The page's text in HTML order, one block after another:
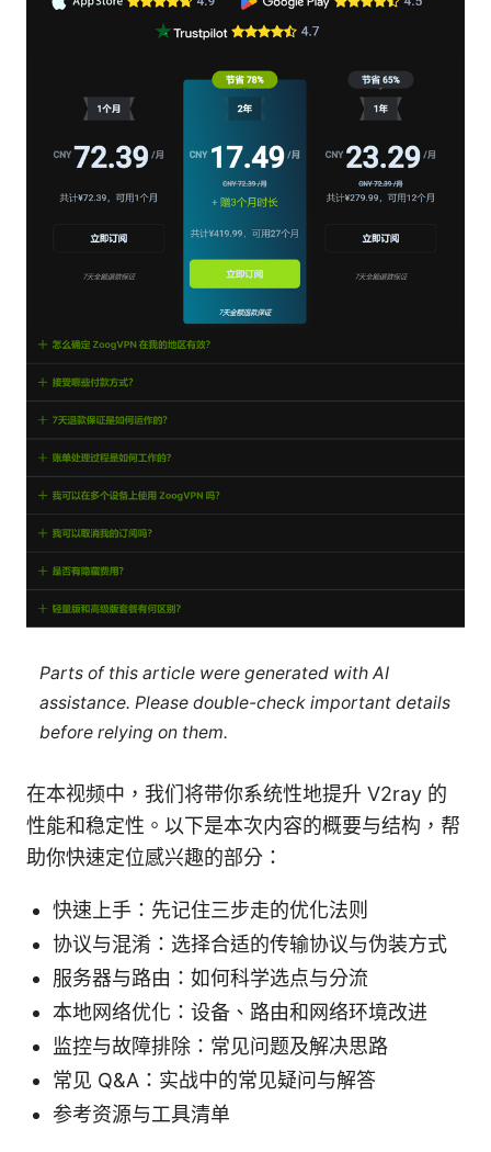
Parts of this article were generated with AI
assistance. Please double-check important details
before relying on them.
在本视频中，我们将带你系统性地提升 V2ray 的
性能和稳定性。以下是本次内容的概要与结构，帮
助你快速定位感兴趣的部分：
快速上手：先记住三步走的优化法则
协议与混淆：选择合适的传输协议与伪装方式
服务器与路由：如何科学选点与分流
本地网络优化：设备、路由和网络环境改进
监控与故障排除：常见问题及解决思路
常见 Q&A：实战中的常见疑问与解答
参考资源与工具清单